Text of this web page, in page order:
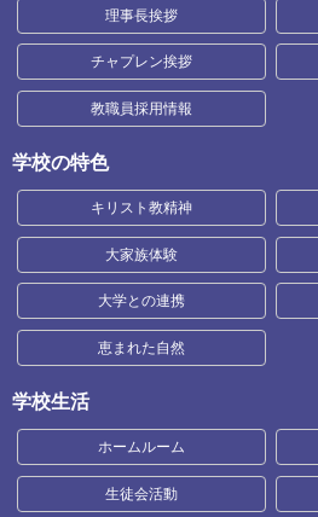
理事長挨拶
チャプレン挨拶
教職員採用情報
学校の特色
キリスト教精神
大家族体験
大学との連携
恵まれた自然
学校生活
ホームルーム
生徒会活動